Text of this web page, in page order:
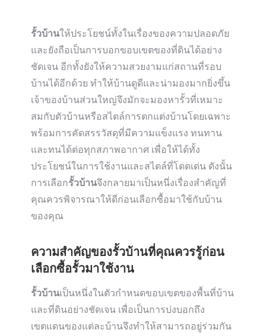
รั้วบ้านให้ประโยชน์ทั้งในเรื่องของความปลอดภัย
และยังถือเป็นการบอกขอบเขตของที่ดินได้อย่าง
ชัดเจน อีกทั้งยังให้ความสวยงามแก่สถานที่รอบ
บ้านได้อีกด้วย ทำให้บ้านดูดีและน่ามองมากยิ่งขึ้น
เจ้าของบ้านส่วนใหญ่จึงมักจะมองหารั้วที่เหมาะ
สมกับตัวบ้านหรือสไตล์การตกแต่งบ้านโดยเฉพาะ
พร้อมการคัดสรรวัสดุที่มีความแข็งแรง ทนทาน
และทนได้ต่อทุกสภาพอากาศ เพื่อให้ได้ทั้ง
ประโยชน์ในการใช้งานและสไตล์ที่โดดเด่น ดังนั้น
การเลือกรั้วบ้านจึงกลายมาเป็นหนึ่งเรื่องสำคัญที่
คุณควรพิจารณาให้ดีก่อนเลือกซื้อมาใช้กับบ้าน
ของคุณ
ความสำคัญของรั้วบ้านที่คุณควรรู้ก่อน
เลือกซื้อรั้วมาใช้งาน
รั้วบ้านเป็นหนึ่งในตัวกำหนดขอบเขตของพื้นที่บ้าน
และที่ดินอย่างชัดเจน เพื่อเป็นการบ่งบอกถึง
เขตแดนของแต่ละบ้านจึงทำให้สามารถอยู่ร่วมกัน